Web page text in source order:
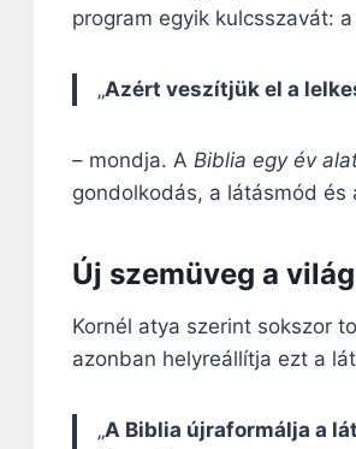
program egyik kulcsszavát: a
„Azért veszítjük el a
– mondja. A Biblia egy év
gondolkodás, a látásmód és
Új szemüveg a
Kornél atya szerint sokszor
azonban helyreállítja ezt a
„A Biblia újraformálja a